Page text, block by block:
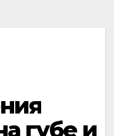
губе и